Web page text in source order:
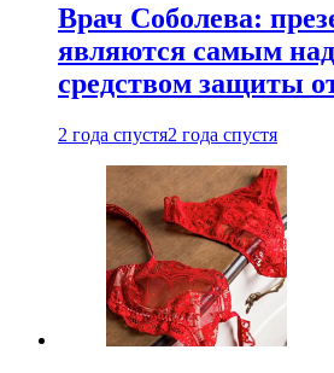
Врач Соболева:
являются самым
средством защиты
2 года спустя2 года спустя